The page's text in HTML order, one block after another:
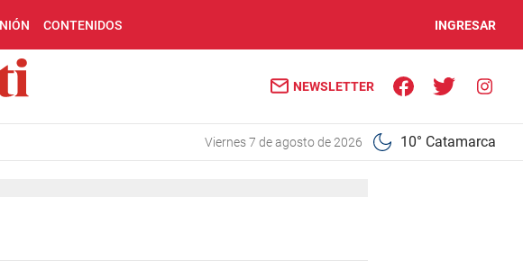
CONTENIDOS INGRESAR
NEWSLETTER
viernes 7 de agosto de 2026 10° Catamarca